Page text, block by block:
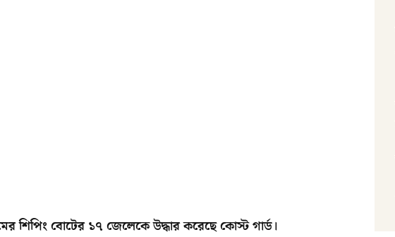
শিপিং বোটের ১৭ জেলেকে উদ্ধার করেছে কোস্ট গার্ড।